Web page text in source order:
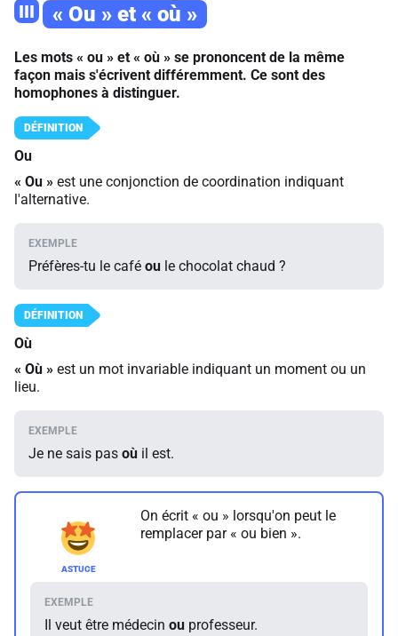
III « Ou » et « où »
Les mots « ou » et « où » se prononcent de la même
façon mais s'écrivent différemment. Ce sont des
homophones à distinguer.
Ou
« Ou » est une conjonction de coordination indiquant
l'alternative.
Préfères-tu le café ou le chocolat chaud ?
Où
« Où » est un mot invariable indiquant un moment ou un
lieu.
Je ne sais pas où il est.
On écrit « ou » lorsqu'on peut le
remplacer par « ou bien ».
Il veut être médecin ou professeur.